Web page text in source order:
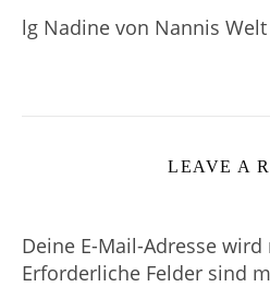
lg Nadine von Nannis Welt
LEAVE A
Deine E-Mail-Adresse
Erforderliche Felder sind